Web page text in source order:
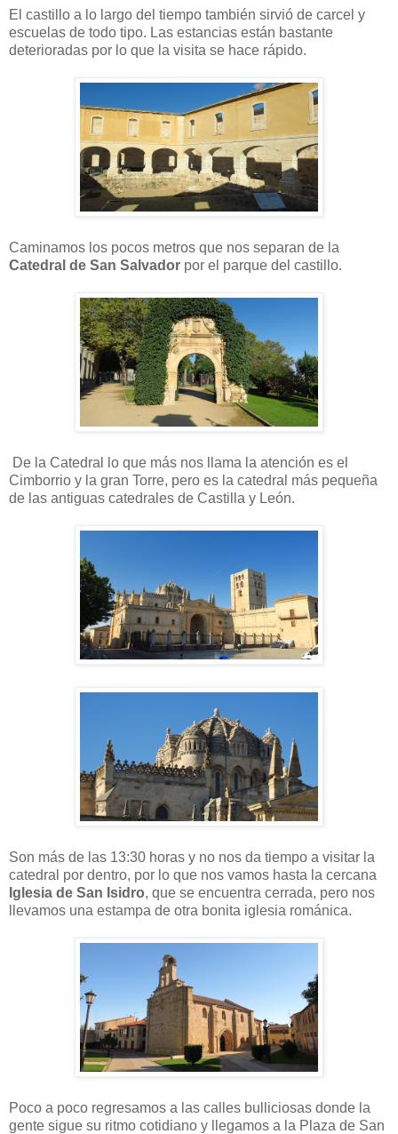
El castillo a lo largo del tiempo también sirvió de carcel y
escuelas de todo tipo. Las estancias están bastante
deterioradas por lo que la visita se hace rápido.
Caminamos los pocos metros que nos separan de la
Catedral de San Salvador por el parque del castillo.
De la Catedral lo que más nos llama la atención es el
Cimborrio y la gran Torre, pero es la catedral más pequeña
de las antiguas catedrales de Castilla y León.
Son más de las 13:30 horas y no nos da tiempo a visitar la
catedral por dentro, por lo que nos vamos hasta la cercana
Iglesia de San Isidro, que se encuentra cerrada, pero nos
llevamos una estampa de otra bonita iglesia románica.
Poco a poco regresamos a las calles bulliciosas donde la
gente sigue su ritmo cotidiano y llegamos a la Plaza de San